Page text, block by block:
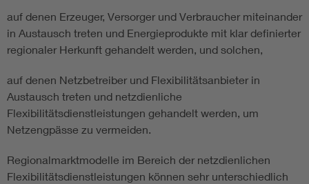
Kompetenzzentrum Smart Grid
auf denen Erzeuger, Versorger und Verbraucher miteinander
in Austausch treten und Energieprodukte mit klar definierter
regionaler Herkunft gehandelt werden, und solchen,
auf denen Netzbetreiber und Flexibilitätsanbieter in
Austausch treten und netzdienliche
Flexibilitätsdienstleistungen gehandelt werden, um
Netzengpässe zu vermeiden.
Regionalmarktmodelle im Bereich der netzdienlichen
Flexibilitätsdienstleistungen können sehr unterschiedlich